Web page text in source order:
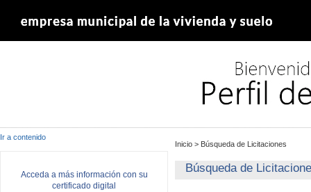
Ir a contenido
Acceda a más información con su
certificado digital
Inicio > Búsqueda de Licitaciones
Búsqueda de